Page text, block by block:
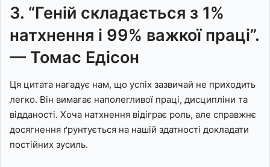
3. “Геній складається з 1%
натхнення і 99% важкої праці”.
— Томас Едісон
Ця цитата нагадує нам, що успіх зазвичай не приходить
легко. Він вимагає наполегливої праці, дисципліни та
відданості. Хоча натхнення відіграє роль, але справжнє
досягнення ґрунтується на нашій здатності докладати
постійних зусиль.